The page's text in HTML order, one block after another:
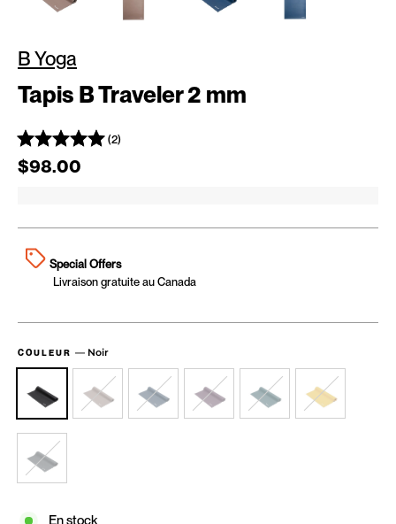
B Yoga
Tapis B Traveler 2 mm
(2)
Prix régulier
$98.00
Special Offers
Livraison gratuite au Canada
COULEUR — Noir
En stock